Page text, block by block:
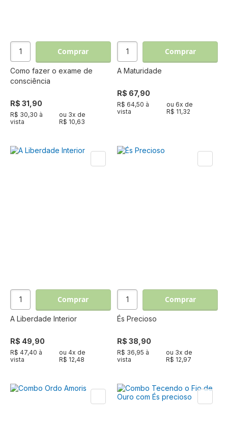
Comprar
Como fazer o exame de
consciência
R$ 31,90
R$ 30,30 à
vista
ou 3x de
R$ 10,63
Comprar
A Maturidade
R$ 67,90
R$ 64,50 à
vista
ou 6x de
R$ 11,32
Comprar
A Liberdade Interior
R$ 49,90
R$ 47,40 à
vista
ou 4x de
R$ 12,48
Comprar
És Precioso
R$ 38,90
R$ 36,95 à
vista
ou 3x de
R$ 12,97